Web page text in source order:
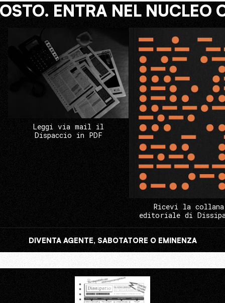
ENTRA NEL NUCLEO
Leggi via mail il
Dispaccio in PDF
Ricevi la collana
editoriale di
DIVENTA AGENTE, SABOTATORE O EMINENZA